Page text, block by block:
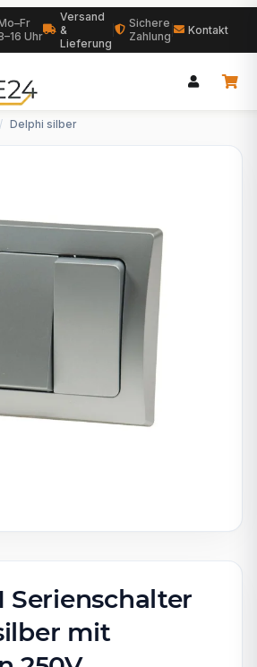
Uhr
Versand
&
Lieferung
Sichere
Zahlung
Kontakt
Delphi silber
Serienschalter
mit